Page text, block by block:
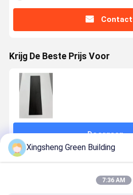
Contact
Krijg De Beste Prijs Voor
Doorgaan
Xingsheng Green Building
7:36 AM